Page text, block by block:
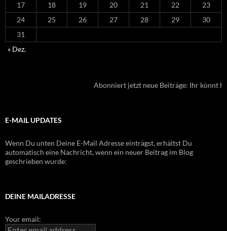
17
18 19 20 21 22
23
24
25 26 27 28 29
30
31
« Dez.
Abonniert jetzt neue Beiträge: Ihr könnt
E-MAIL UPDATES
Wenn Du unten Deine E-Mail Adresse einträgst, erhältst Du
automatisch eine Nachricht, wenn ein neuer Beitrag im Blog
geschrieben wurde:
DEINE MAILADRESSE
Your email: